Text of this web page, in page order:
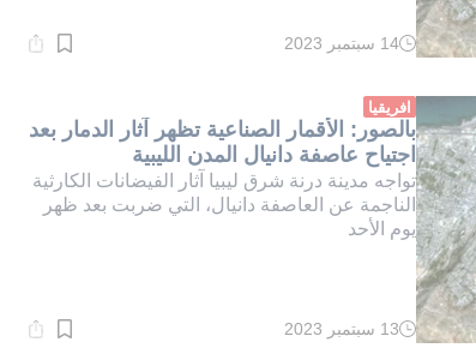
وقت
دقيقة.
14 سبتمبر 2023
افريقيا
بالصور: الأقمار الصناعية تظهر آثار الدمار بعد
اجتياح عاصفة دانيال المدن الليبية
تواجه مدينة درنة شرق ليبيا آثار الفيضانات الكارثية
الناجمة عن العاصفة دانيال، التي ضربت بعد ظهر
يوم الأحد
وقت
13 سبتمبر 2023